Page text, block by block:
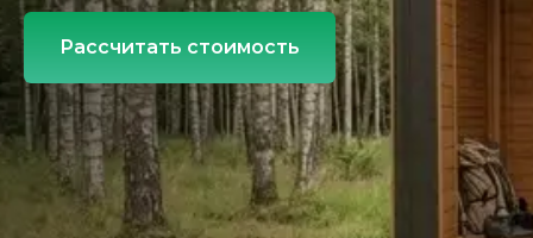
Рассчитать стоимость